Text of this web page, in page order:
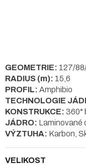
VELIKOST
GEOMETRIE: 127/
RADIUS (m): 15,6
PROFIL: Amphibio
TECHNOLOGIE
KONSTRUKCE: 360°
JÁDRO: Laminované
VÝZTUHA: Karbon,